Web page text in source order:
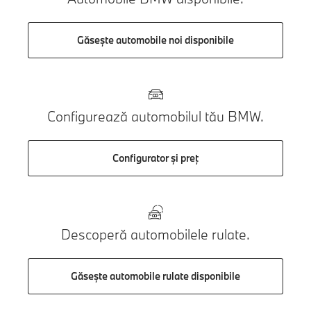
Găsește automobile noi disponibile
Configurează automobilul tău BMW.
Configurator și preț
Descoperă automobilele rulate.
Găsește automobile rulate disponibile